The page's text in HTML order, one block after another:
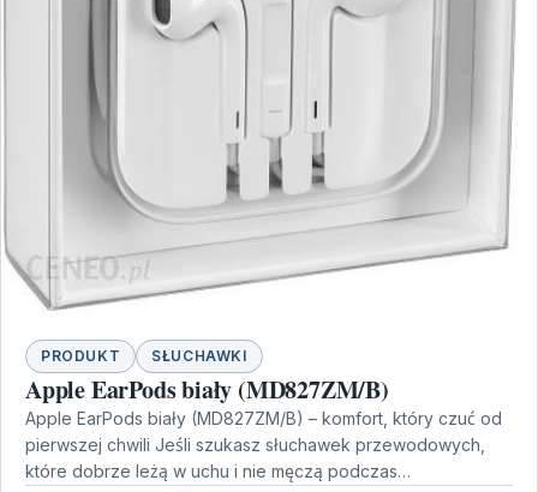
PRODUKT SŁUCHAWKI
Apple EarPods biały (MD827ZM/B)
Apple EarPods biały (MD827ZM/B) – komfort, który czuć od
pierwszej chwili Jeśli szukasz słuchawek przewodowych,
które dobrze leżą w uchu i nie męczą podczas…